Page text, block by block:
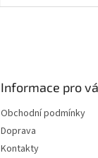
Informace pro
Obchodní podmínky
Doprava
Kontakty